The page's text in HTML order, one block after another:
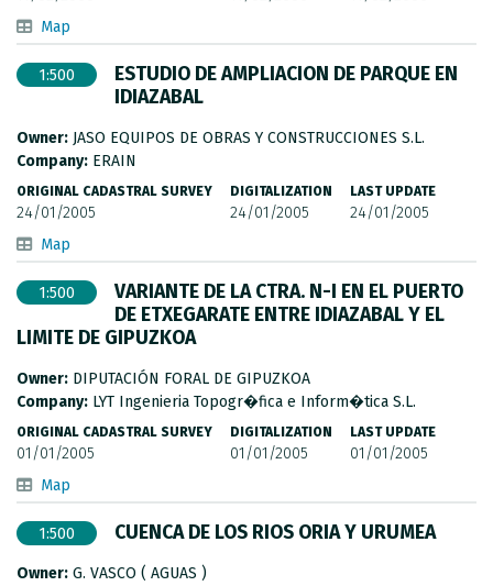
Map
1:500
ESTUDIO DE AMPLIACION DE PARQUE EN
IDIAZABAL
Owner: JASO EQUIPOS DE OBRAS Y CONSTRUCCIONES S.L.
Company: ERAIN
ORIGINAL CADASTRAL SURVEY
24/01/2005
DIGITALIZATION
24/01/2005
LAST UPDATE
24/01/2005
Map
1:500
VARIANTE DE LA CTRA. N-I EN EL PUERTO
DE ETXEGARATE ENTRE IDIAZABAL Y EL
LIMITE DE GIPUZKOA
Owner: DIPUTACIÓN FORAL DE GIPUZKOA
Company: LYT Ingenieria Topogr�fica e Inform�tica S.L.
ORIGINAL CADASTRAL SURVEY
01/01/2005
DIGITALIZATION
01/01/2005
LAST UPDATE
01/01/2005
Map
1:500 CUENCA DE LOS RIOS ORIA Y URUMEA
Owner: G. VASCO ( AGUAS )